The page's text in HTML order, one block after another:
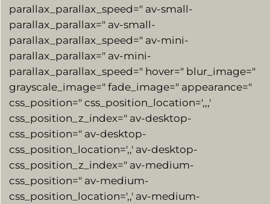
parallax_parallax_speed=" av-small-
parallax_parallax=" av-small-
parallax_parallax_speed=" av-mini-
parallax_parallax=" av-mini-
parallax_parallax_speed=" hover=" blur_image="
grayscale_image=" fade_image=" appearance="
css_position=" css_position_location=',,,'
css_position_z_index=" av-desktop-
css_position=" av-desktop-
css_position_location=',,' av-desktop-
css_position_z_index=" av-medium-
css_position=" av-medium-
css_position_location=',,' av-medium-